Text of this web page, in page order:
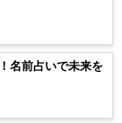
名前占いで未来を